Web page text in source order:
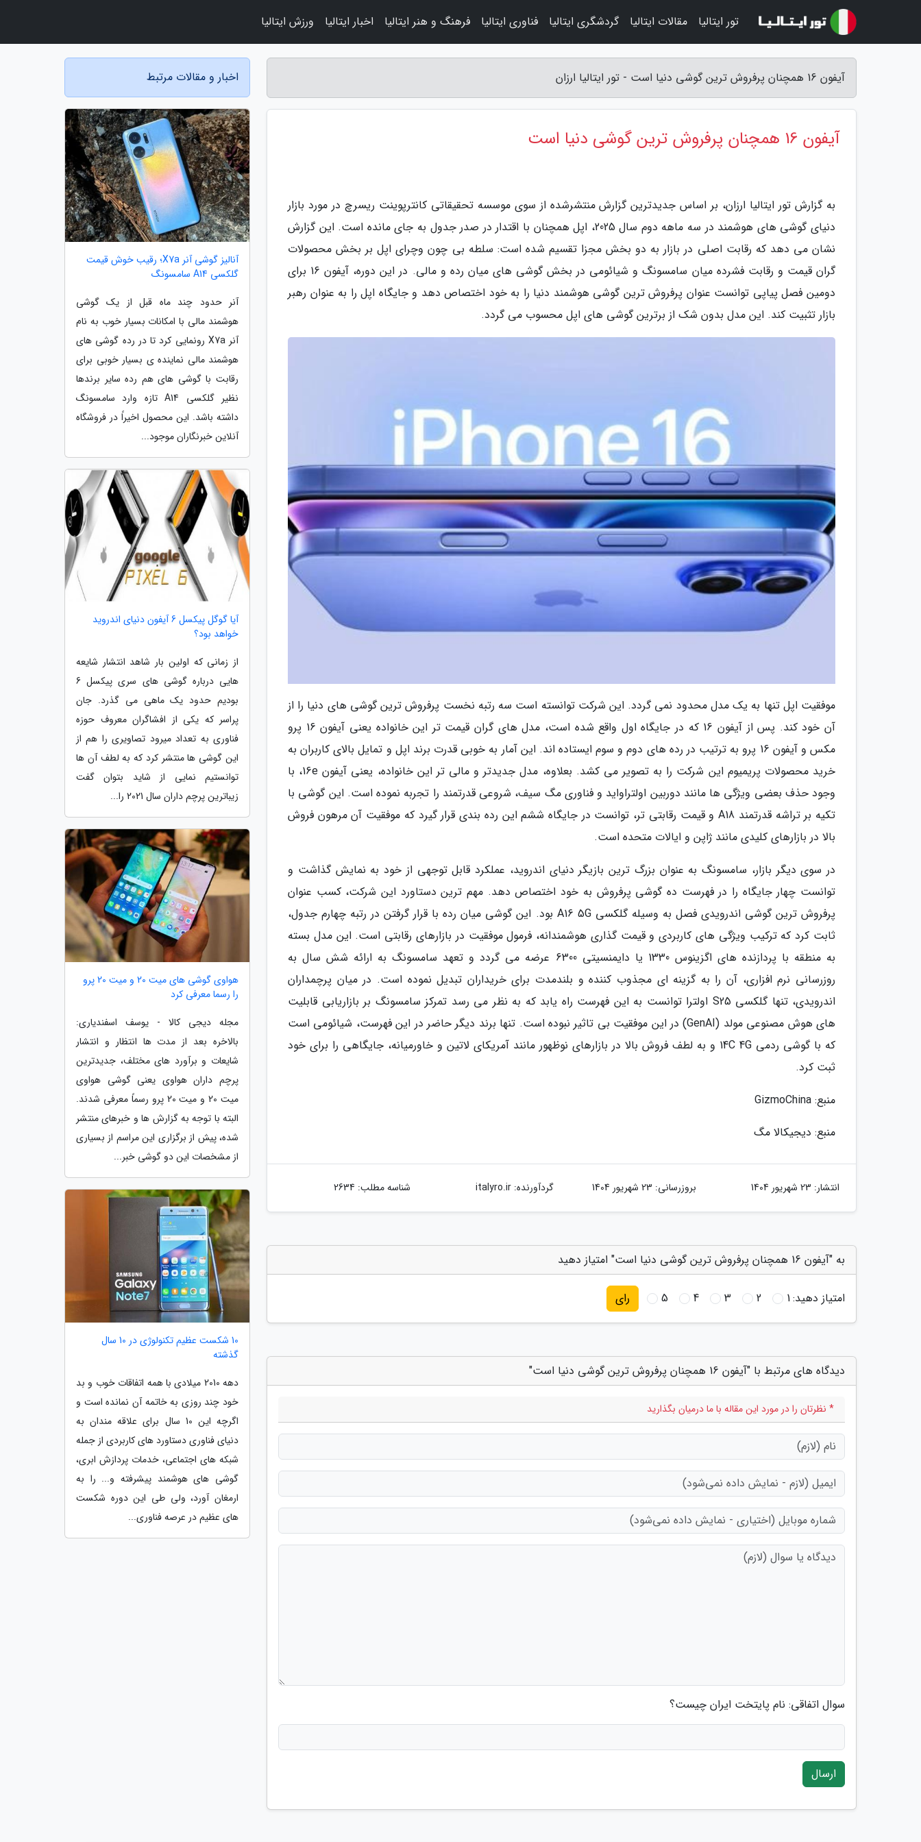
آیفون 16 همچنان پرفروش ترین گوشی دنیا است - تور ایتالیا ارزان
آیفون 16 همچنان پرفروش ترین گوشی دنیا است
به گزارش تور ایتالیا ارزان، بر اساس جدیدترین گزارش منتشرشده از سوی موسسه تحقیقاتی کانترپوینت ریسرچ در مورد بازار
دنیای گوشی های هوشمند در سه ماهه دوم سال 2025، اپل همچنان با اقتدار در صدر جدول به جای مانده است. این گزارش
نشان می دهد که رقابت اصلی در بازار به دو بخش مجزا تقسیم شده است: سلطه بی چون وچرای اپل بر بخش محصولات
گران قیمت و رقابت فشرده میان سامسونگ و شیائومی در بخش گوشی های میان رده و مالی. در این دوره، آیفون 16 برای
دومین فصل پیاپی توانست عنوان پرفروش ترین گوشی هوشمند دنیا را به خود اختصاص دهد و جایگاه اپل را به عنوان رهبر
بازار تثبیت کند. این مدل بدون شک از برترین گوشی های اپل محسوب می گردد.
موفقیت اپل تنها به یک مدل محدود نمی گردد. این شرکت توانسته است سه رتبه نخست پرفروش ترین گوشی های دنیا را از
آن خود کند. پس از آیفون 16 که در جایگاه اول واقع شده است، مدل های گران قیمت تر این خانواده یعنی آیفون 16 پرو
مکس و آیفون 16 پرو به ترتیب در رده های دوم و سوم ایستاده اند. این آمار به خوبی قدرت برند اپل و تمایل بالای کاربران به
خرید محصولات پریمیوم این شرکت را به تصویر می کشد. بعلاوه، مدل جدیدتر و مالی تر این خانواده، یعنی آیفون 16e، با
وجود حذف بعضی ویژگی ها مانند دوربین اولتراواید و فناوری مگ سیف، شروعی قدرتمند را تجربه نموده است. این گوشی با
تکیه بر تراشه قدرتمند A18 و قیمت رقابتی تر، توانست در جایگاه ششم این رده بندی قرار گیرد که موفقیت آن مرهون فروش
بالا در بازارهای کلیدی مانند ژاپن و ایالات متحده است.
در سوی دیگر بازار، سامسونگ به عنوان بزرگ ترین بازیگر دنیای اندروید، عملکرد قابل توجهی از خود به نمایش گذاشت و
توانست چهار جایگاه را در فهرست ده گوشی پرفروش به خود اختصاص دهد. مهم ترین دستاورد این شرکت، کسب عنوان
پرفروش ترین گوشی اندرویدی فصل به وسیله گلکسی A16 5G بود. این گوشی میان رده با قرار گرفتن در رتبه چهارم جدول،
ثابت کرد که ترکیب ویژگی های کاربردی و قیمت گذاری هوشمندانه، فرمول موفقیت در بازارهای رقابتی است. این مدل بسته
به منطقه با پردازنده های اگزینوس 1330 یا دایمنسیتی 6300 عرضه می گردد و تعهد سامسونگ به ارائه شش سال به
روزرسانی نرم افزاری، آن را به گزینه ای مجذوب کننده و بلندمدت برای خریداران تبدیل نموده است. در میان پرچمداران
اندرویدی، تنها گلکسی S25 اولترا توانست به این فهرست راه یابد که به نظر می رسد تمرکز سامسونگ بر بازاریابی قابلیت
های هوش مصنوعی مولد (GenAI) در این موفقیت بی تاثیر نبوده است. تنها برند دیگر حاضر در این فهرست، شیائومی است
که با گوشی ردمی 14C 4G و به لطف فروش بالا در بازارهای نوظهور مانند آمریکای لاتین و خاورمیانه، جایگاهی را برای خود
ثبت کرد.
منبع: GizmoChina
منبع: دیجیکالا مگ
انتشار: 23 شهریور 1404 بروزرسانی: 23 شهریور 1404 گردآورنده:italyro.ir شناسه مطلب: 2634
به "آیفون 16 همچنان پرفروش ترین گوشی دنیا است" امتیاز دهید
امتیاز دهید:1
2
3
4
5 رای
دیدگاه های مرتبط با "آیفون 16 همچنان پرفروش ترین گوشی دنیا است"
* نظرتان را در مورد این مقاله با ما درمیان بگذارید
سوال اتفاقی: نام پایتخت ایران چیست؟
ارسال
اخبار و مقالات مرتبط
آنالیز گوشی آنر X7a؛ رقیب خوش قیمت
گلکسی A14 سامسونگ
آنر حدود چند ماه قبل از یک گوشی
هوشمند مالی با امکانات بسیار خوب به نام
آنر X7a رونمایی کرد تا در رده گوشی های
هوشمند مالی نماینده ی بسیار خوبی برای
رقابت با گوشی های هم رده سایر برندها
نظیر گلکسی A14 تازه وارد سامسونگ
داشته باشد. این محصول اخیراً در فروشگاه
آنلاین خبرنگاران موجود...
آیا گوگل پیکسل 6 آیفون دنیای اندروید
خواهد بود؟
از زمانی که اولین بار شاهد انتشار شایعه
هایی درباره گوشی های سری پیکسل 6
بودیم حدود یک ماهی می گذرد. جان
پراسر که یکی از افشاگران معروف حوزه
فناوری به تعداد میرود تصاویری را هم از
این گوشی ها منتشر کرد که به لطف آن ها
توانستیم نمایی از شاید بتوان گفت
زیباترین پرچم داران سال 2021 را...
هواوی گوشی های میت 20 و میت 20 پرو
را رسما معرفی کرد
مجله دیجی کالا - یوسف اسفندیاری:
بالاخره بعد از مدت ها انتظار و انتشار
شایعات و برآورد های مختلف، جدیدترین
پرچم داران هواوی یعنی گوشی هواوی
میت 20 و میت 20 پرو رسماً معرفی شدند.
البته با توجه به گزارش ها و خبرهای منتشر
شده، پیش از برگزاری این مراسم از بسیاری
از مشخصات این دو گوشی خبر...
10 شکست عظیم تکنولوژی در 10 سال
گذشته
دهه 2010 میلادی با همه اتفاقات خوب و بد
خود چند روزی به خاتمه آن نمانده است و
اگرچه این 10 سال برای علاقه مندان به
دنیای فناوری دستاورد های کاربردی از جمله
شبکه های اجتماعی، خدمات پردازش ابری،
گوشی های هوشمند پیشرفته و... را به
ارمغان آورد، ولی طی این دوره شکست
های عظیم در عرصه فناوری...
تور ایتالیا مقالات ایتالیا گردشگری ایتالیا فناوری ایتالیا فرهنگ و هنر ایتالیا اخبار ایتالیا ورزش ایتالیا